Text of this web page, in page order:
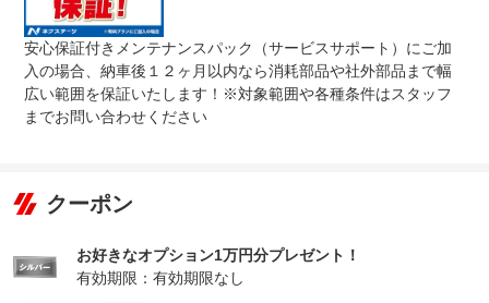
法定整備
について
１．契約後～納車までに法定点検を実施致します。 ２．
支払総額に整備代金を含んでおります。 ３．点検記録簿
が発行されます。
安心保証付きメンテナンスパック（サービスサポート）にご加
入の場合、納車後１２ヶ月以内なら消耗部品や社外部品まで幅
広い範囲を保証いたします！※対象範囲や各種条件はスタッフ
までお問い合わせください
クーポン
お好きなオプション1万円分プレゼント！
有効期限：有効期限なし